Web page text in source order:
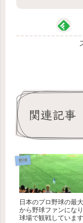
関連記事
野球
日本のプロ野球の最
から野球ファンにな
球場で観戦していま